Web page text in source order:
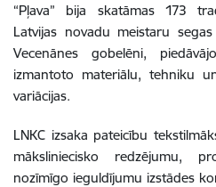
“Pļava” bija skatāmas 173
Latvijas novadu meistaru
Vecenānes gobelēni,
izmantoto materiālu, tehniku
variācijas.
LNKC izsaka pateicību
māksliniecisko redzējumu,
nozīmīgo ieguldījumu izstādes